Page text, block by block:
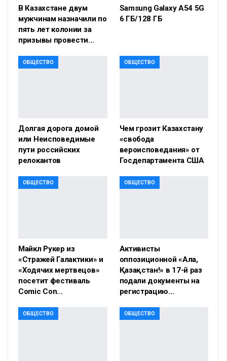
В Казахстане двум
мужчинам назначили по
пять лет колонии за
призывы провести…
Samsung Galaxy A54 5G
6 ГБ/128 ГБ
ОБЩЕСТВО
Долгая дорога домой
или Неисповедимые
пути российских
релокантов
ОБЩЕСТВО
Чем грозит Казахстану
«свобода
вероисповедания» от
Госдепартамента США
ОБЩЕСТВО
Майкл Рукер из
«Стражей Галактики» и
«Ходячих мертвецов»
посетит фестиваль
Comic Con…
ОБЩЕСТВО
Активисты
оппозиционной «Алға,
Қазақстан!» в 17-й раз
подали документы на
регистрацию…
ОБЩЕСТВО ОБЩЕСТВО